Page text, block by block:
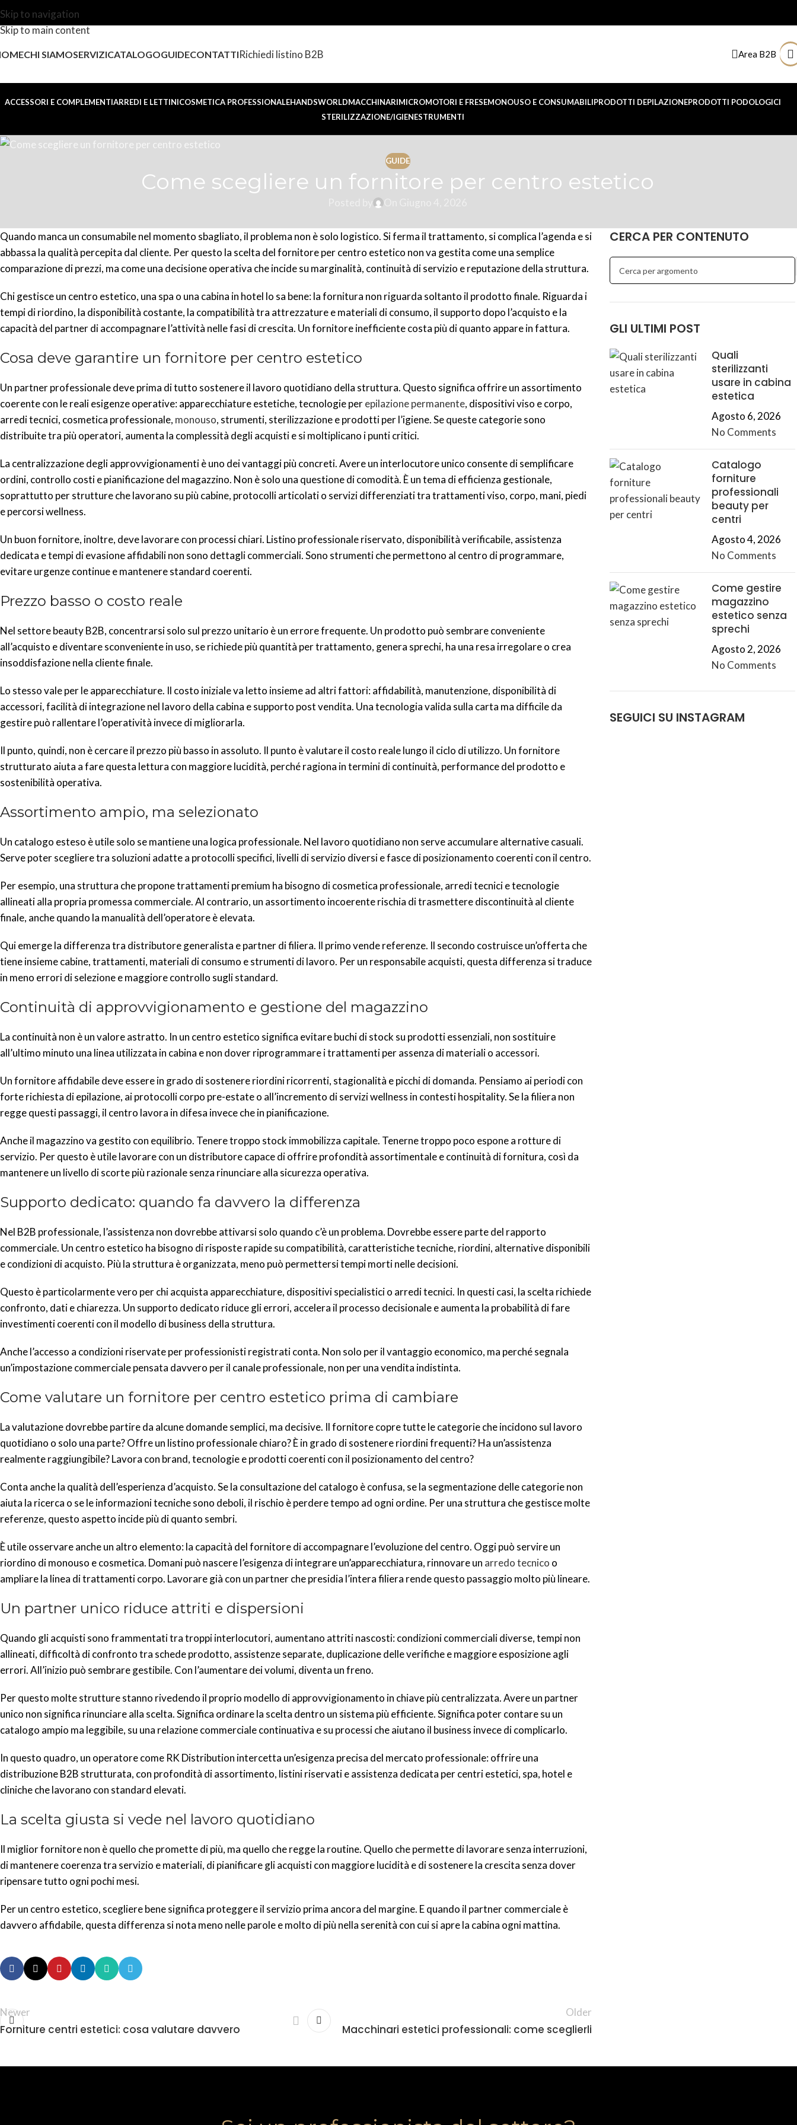
Skip to navigation
Skip to main content
CHI SIAMOSERVIZICATALOGOGUIDECONTATTIRichiedi listino B2B Area B2B
ACCESSORI E COMPLEMENTIARREDI E LETTINICOSMETICA PROFESSIONALEHANDSWORLDMACCHINARIMICROMOTORI E FRESEMONOUSO E CONSUMABILIPRODOTTI DEPILAZIONEPRODOTTI PODOLOGICI
STERILIZZAZIONE/IGIENESTRUMENTI
GUIDE
Come scegliere un fornitore per centro estetico
Quando manca un consumabile nel momento sbagliato, il problema non è solo logistico. Si ferma il trattamento, si complica l’agenda e si
abbassa la qualità percepita dal cliente. Per questo la scelta del fornitore per centro estetico non va gestita come una semplice
comparazione di prezzi, ma come una decisione operativa che incide su marginalità, continuità di servizio e reputazione della struttura.
Chi gestisce un centro estetico, una spa o una cabina in hotel lo sa bene: la fornitura non riguarda soltanto il prodotto finale. Riguarda i
tempi di riordino, la disponibilità costante, la compatibilità tra attrezzature e materiali di consumo, il supporto dopo l’acquisto e la
capacità del partner di accompagnare l’attività nelle fasi di crescita. Un fornitore inefficiente costa più di quanto appare in fattura.
Cosa deve garantire un fornitore per centro estetico
Un partner professionale deve prima di tutto sostenere il lavoro quotidiano della struttura. Questo significa offrire un assortimento
coerente con le reali esigenze operative: apparecchiature estetiche, tecnologie perepilazione permanente, dispositivi viso e corpo,
arredi tecnici, cosmetica professionale, monouso, strumenti, sterilizzazione e prodotti per l’igiene. Se queste categorie sono
distribuite tra più operatori, aumenta la complessità degli acquisti e si moltiplicano i punti critici.
La centralizzazione degli approvvigionamenti è uno dei vantaggi più concreti. Avere un interlocutore unico consente di semplificare
ordini, controllo costi e pianificazione del magazzino. Non è solo una questione di comodità. È un tema di efficienza gestionale,
soprattutto per strutture che lavorano su più cabine, protocolli articolati o servizi differenziati tra trattamenti viso, corpo, mani, piedi
e percorsi wellness.
Un buon fornitore, inoltre, deve lavorare con processi chiari. Listino professionale riservato, disponibilità verificabile, assistenza
dedicata e tempi di evasione affidabili non sono dettagli commerciali. Sono strumenti che permettono al centro di programmare,
evitare urgenze continue e mantenere standard coerenti.
Prezzo basso o costo reale
Nel settore beauty B2B, concentrarsi solo sul prezzo unitario è un errore frequente. Un prodotto può sembrare conveniente
all’acquisto e diventare sconveniente in uso, se richiede più quantità per trattamento, genera sprechi, ha una resa irregolare o crea
insoddisfazione nella cliente finale.
Lo stesso vale per le apparecchiature. Il costo iniziale va letto insieme ad altri fattori: affidabilità, manutenzione, disponibilità di
accessori, facilità di integrazione nel lavoro della cabina e supporto post vendita. Una tecnologia valida sulla carta ma difficile da
gestire può rallentare l’operatività invece di migliorarla.
Il punto, quindi, non è cercare il prezzo più basso in assoluto. Il punto è valutare il costo reale lungo il ciclo di utilizzo. Un fornitore
strutturato aiuta a fare questa lettura con maggiore lucidità, perché ragiona in termini di continuità, performance del prodotto e
sostenibilità operativa.
Assortimento ampio, ma selezionato
Un catalogo esteso è utile solo se mantiene una logica professionale. Nel lavoro quotidiano non serve accumulare alternative casuali.
Serve poter scegliere tra soluzioni adatte a protocolli specifici, livelli di servizio diversi e fasce di posizionamento coerenti con il centro.
Per esempio, una struttura che propone trattamenti premium ha bisogno di cosmetica professionale, arredi tecnici e tecnologie
allineati alla propria promessa commerciale. Al contrario, un assortimento incoerente rischia di trasmettere discontinuità al cliente
finale, anche quando la manualità dell’operatore è elevata.
Qui emerge la differenza tra distributore generalista e partner di filiera. Il primo vende referenze. Il secondo costruisce un’offerta che
tiene insieme cabine, trattamenti, materiali di consumo e strumenti di lavoro. Per un responsabile acquisti, questa differenza si traduce
in meno errori di selezione e maggiore controllo sugli standard.
Continuità di approvvigionamento e gestione del magazzino
La continuità non è un valore astratto. In un centro estetico significa evitare buchi di stock su prodotti essenziali, non sostituire
all’ultimo minuto una linea utilizzata in cabina e non dover riprogrammare i trattamenti per assenza di materiali o accessori.
Un fornitore affidabile deve essere in grado di sostenere riordini ricorrenti, stagionalità e picchi di domanda. Pensiamo ai periodi con
forte richiesta di epilazione, ai protocolli corpo pre-estate o all’incremento di servizi wellness in contesti hospitality. Se la filiera non
regge questi passaggi, il centro lavora in difesa invece che in pianificazione.
Anche il magazzino va gestito con equilibrio. Tenere troppo stock immobilizza capitale. Tenerne troppo poco espone a rotture di
servizio. Per questo è utile lavorare con un distributore capace di offrire profondità assortimentale e continuità di fornitura, così da
mantenere un livello di scorte più razionale senza rinunciare alla sicurezza operativa.
Supporto dedicato: quando fa davvero la differenza
Nel B2B professionale, l’assistenza non dovrebbe attivarsi solo quando c’è un problema. Dovrebbe essere parte del rapporto
commerciale. Un centro estetico ha bisogno di risposte rapide su compatibilità, caratteristiche tecniche, riordini, alternative disponibili
e condizioni di acquisto. Più la struttura è organizzata, meno può permettersi tempi morti nelle decisioni.
Questo è particolarmente vero per chi acquista apparecchiature, dispositivi specialistici o arredi tecnici. In questi casi, la scelta richiede
confronto, dati e chiarezza. Un supporto dedicato riduce gli errori, accelera il processo decisionale e aumenta la probabilità di fare
investimenti coerenti con il modello di business della struttura.
Anche l’accesso a condizioni riservate per professionisti registrati conta. Non solo per il vantaggio economico, ma perché segnala
un’impostazione commerciale pensata davvero per il canale professionale, non per una vendita indistinta.
Come valutare un fornitore per centro estetico prima di cambiare
La valutazione dovrebbe partire da alcune domande semplici, ma decisive. Il fornitore copre tutte le categorie che incidono sul lavoro
quotidiano o solo una parte? Offre un listino professionale chiaro? È in grado di sostenere riordini frequenti? Ha un’assistenza
realmente raggiungibile? Lavora con brand, tecnologie e prodotti coerenti con il posizionamento del centro?
Conta anche la qualità dell’esperienza d’acquisto. Se la consultazione del catalogo è confusa, se la segmentazione delle categorie non
aiuta la ricerca o se le informazioni tecniche sono deboli, il rischio è perdere tempo ad ogni ordine. Per una struttura che gestisce molte
referenze, questo aspetto incide più di quanto sembri.
È utile osservare anche un altro elemento: la capacità del fornitore di accompagnare l’evoluzione del centro. Oggi può servire un
riordino di monouso e cosmetica. Domani può nascere l’esigenza di integrare un’apparecchiatura, rinnovare un arredo tecnico o
ampliare la linea di trattamenti corpo. Lavorare già con un partner che presidia l’intera filiera rende questo passaggio molto più lineare.
Un partner unico riduce attriti e dispersioni
Quando gli acquisti sono frammentati tra troppi interlocutori, aumentano attriti nascosti: condizioni commerciali diverse, tempi non
allineati, difficoltà di confronto tra schede prodotto, assistenze separate, duplicazione delle verifiche e maggiore esposizione agli
errori. All’inizio può sembrare gestibile. Con l’aumentare dei volumi, diventa un freno.
Per questo molte strutture stanno rivedendo il proprio modello di approvvigionamento in chiave più centralizzata. Avere un partner
unico non significa rinunciare alla scelta. Significa ordinare la scelta dentro un sistema più efficiente. Significa poter contare su un
catalogo ampio ma leggibile, su una relazione commerciale continuativa e su processi che aiutano il business invece di complicarlo.
In questo quadro, un operatore come RK Distribution intercetta un’esigenza precisa del mercato professionale: offrire una
distribuzione B2B strutturata, con profondità di assortimento, listini riservati e assistenza dedicata per centri estetici, spa, hotel e
cliniche che lavorano con standard elevati.
La scelta giusta si vede nel lavoro quotidiano
Il miglior fornitore non è quello che promette di più, ma quello che regge la routine. Quello che permette di lavorare senza interruzioni,
di mantenere coerenza tra servizio e materiali, di pianificare gli acquisti con maggiore lucidità e di sostenere la crescita senza dover
ripensare tutto ogni pochi mesi.
Per un centro estetico, scegliere bene significa proteggere il servizio prima ancora del margine. E quando il partner commerciale è
davvero affidabile, questa differenza si nota meno nelle parole e molto di più nella serenità con cui si apre la cabina ogni mattina.
Newer
Forniture centri estetici: cosa valutare davvero
Older
Macchinari estetici professionali: come sceglierli
CERCA PER CONTENUTO
GLI ULTIMI POST
Quali
sterilizzanti
usare in cabina
estetica
Agosto 6, 2026
No Comments
Catalogo
forniture
professionali
beauty per
centri
Agosto 4, 2026
No Comments
Come gestire
magazzino
estetico senza
sprechi
Agosto 2, 2026
No Comments
SEGUICI SU INSTAGRAM